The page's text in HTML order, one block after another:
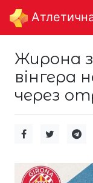
Жирона
вінгера
через